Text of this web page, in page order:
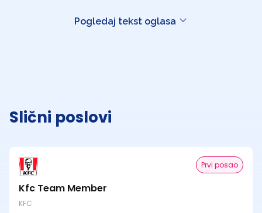
Pogledaj tekst oglasa
Slični poslovi
Prvi posao
Kfc Team Member
KFC